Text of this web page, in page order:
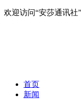
欢迎访问“安莎通讯
首页
新闻